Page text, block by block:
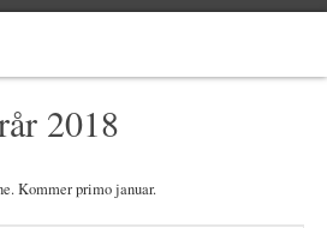
2018
Kommer primo januar.